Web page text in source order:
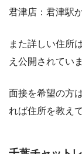
君津店：君津駅
また詳しい住所
え公開されてい
面接を希望の方
れば住所を教え